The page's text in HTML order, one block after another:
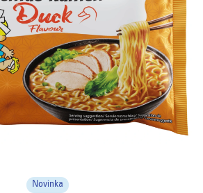
Novinka